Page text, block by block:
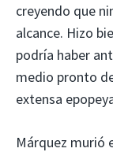
creyendo que
alcance. Hizo
podría haber
medio pronto
extensa
Márquez murió